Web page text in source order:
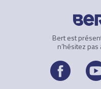
Bert est
n’hésitez